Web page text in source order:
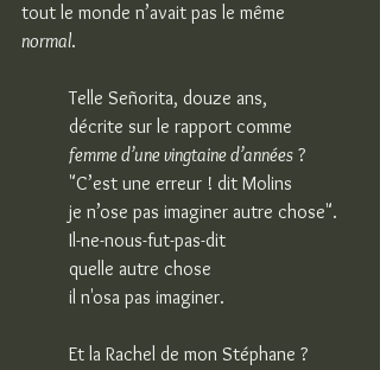
tout le monde n’avait pas le même
normal.
Telle Señorita, douze ans,
décrite sur le rapport comme
femme d’une vingtaine d’années ?
"C’est une erreur ! dit Molins
je n’ose pas imaginer autre chose".
Il-ne-nous-fut-pas-dit
quelle autre chose
il n'osa pas imaginer.
Et la Rachel de mon Stéphane ?